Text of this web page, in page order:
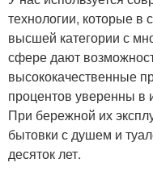
технологии, которые в
высшей категории с
сфере дают
высококачественные
процентов уверенны в
При бережной их
бытовки с душем и
десяток лет.